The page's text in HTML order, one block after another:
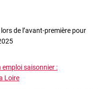
de l’avant-première pour
emploi saisonnier :
Loire